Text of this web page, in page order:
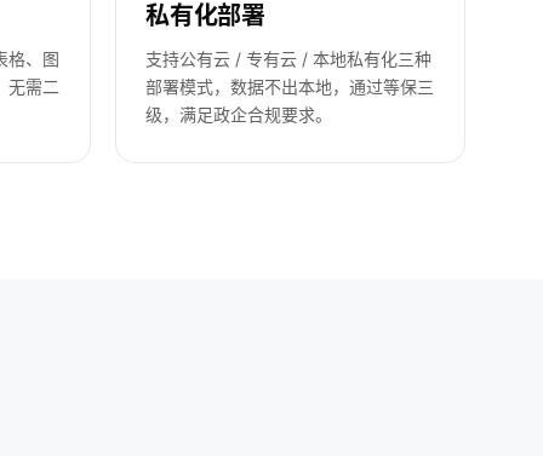
格、图
无需二
私有化部署
支持公有云 / 专有云 / 本地私有化三种
部署模式，数据不出本地，通过等保三
级，满足政企合规要求。